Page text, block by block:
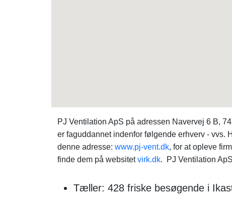
PJ Ventilation ApS på adressen Navervej 6 B,
er faguddannet indenfor følgende erhverv - vvs.
denne adresse: www.pj-vent.dk, for at opleve
finde dem på websitetvirk.dk. PJ Ventilation
Tæller: 428 friske besøgende i